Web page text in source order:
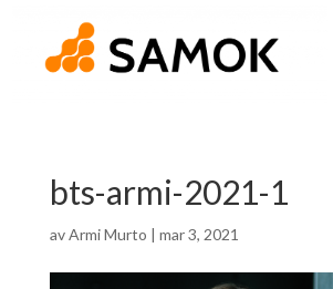
bts-armi-2021-1
avArmi Murto | mar 3, 2021